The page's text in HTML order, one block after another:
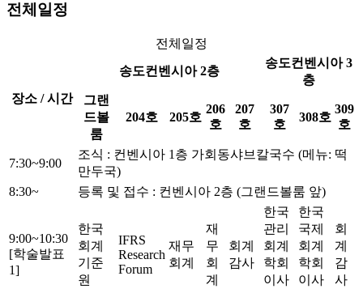
전체일정
전체일정
장소 / 시간
송도컨벤시아 2층
송도컨벤시아 3
층
그랜
드볼
룸
204호 205호
206
호
207
호
307
호
308호
309
호
7:30~9:00
조식 : 컨벤시아 1층 가회동샤브칼국수 (메뉴: 떡
만두국)
8:30~
등록 및 접수 : 컨벤시아 2층 (그랜드볼룸 앞)
9:00~10:30
[학술발표
1]
한국
회계
기준
원
IFRS
Research
Forum
재무
회계
재
무
회
계
회계
감사
한국
관리
회계
학회
이사
한국
국제
회계
학회
이사
회
계
감
사